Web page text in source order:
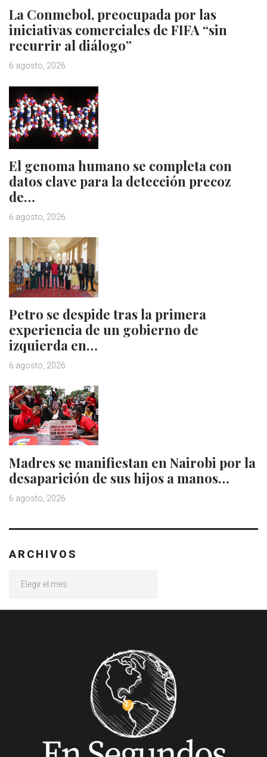
La Conmebol, preocupada por las
iniciativas comerciales de FIFA “sin
recurrir al diálogo”
6 agosto, 2026
El genoma humano se completa con
datos clave para la detección precoz
de…
6 agosto, 2026
Petro se despide tras la primera
experiencia de un gobierno de
izquierda en…
6 agosto, 2026
Madres se manifiestan en Nairobi por la
desaparición de sus hijos a manos…
6 agosto, 2026
ARCHIVOS